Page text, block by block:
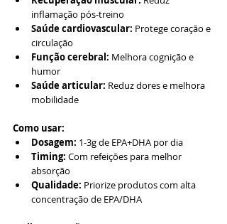
inflamação pós-treino
Saúde cardiovascular: Protege coração e
circulação
Função cerebral: Melhora cognição e
humor
Saúde articular: Reduz dores e melhora
mobilidade
Como usar:
Dosagem: 1-3g de EPA+DHA por dia
Timing: Com refeições para melhor
absorção
Qualidade: Priorize produtos com alta
concentração de EPA/DHA